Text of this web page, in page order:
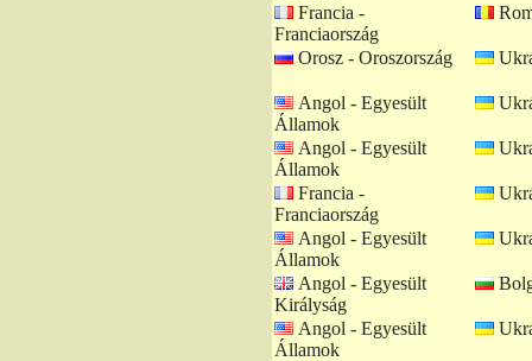
Francia -
Franciaország
Orosz - Oroszország
Angol - Egyesült
Államok
Angol - Egyesült
Államok
Francia -
Franciaország
Angol - Egyesült
Államok
Angol - Egyesült
Királyság
Angol - Egyesült
Államok